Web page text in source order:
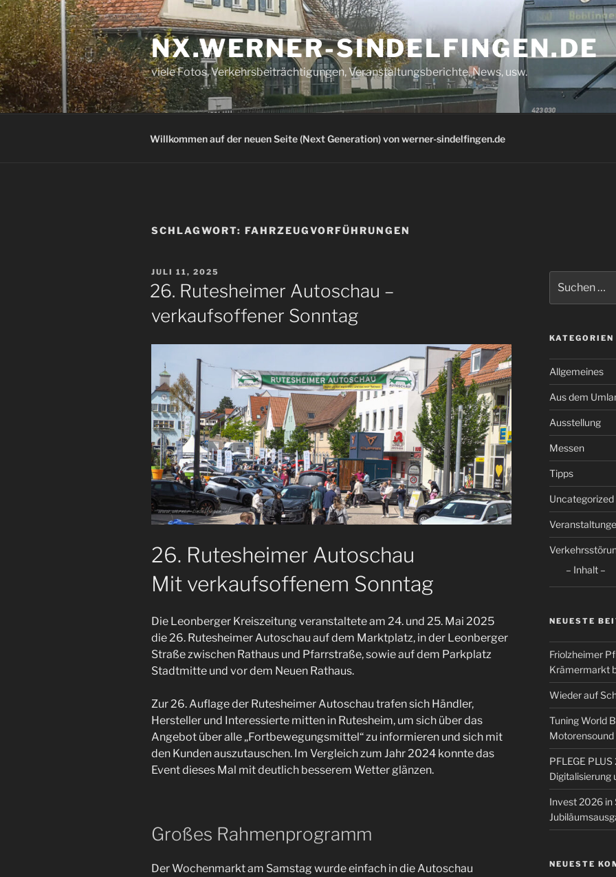
Zum
Inhalt
springen
NX.WERNER-SINDELFINGEN.DE
viele Fotos, Verkehrsbeiträchtigungen, Veranstaltungsberichte, News, usw.
Willkommen auf der neuen Seite (Next Generation) von werner-sindelfingen.de
SCHLAGWORT: FAHRZEUGVORFÜHRUNGEN
VERÖFFENTLICHT
AM
JULI 11, 2025
26. Rutesheimer Autoschau –
verkaufsoffener Sonntag
26. Rutesheimer Autoschau
Mit verkaufsoffenem Sonntag
Die Leonberger Kreiszeitung veranstaltete am 24. und 25. Mai 2025
die 26. Rutesheimer Autoschau auf dem Marktplatz, in der Leonberger
Straße zwischen Rathaus und Pfarrstraße, sowie auf dem Parkplatz
Stadtmitte und vor dem Neuen Rathaus.
Zur 26. Auflage der Rutesheimer Autoschau trafen sich Händler,
Hersteller und Interessierte mitten in Rutesheim, um sich über das
Angebot über alle „Fortbewegungsmittel“ zu informieren und sich mit
den Kunden auszutauschen. Im Vergleich zum Jahr 2024 konnte das
Event dieses Mal mit deutlich besserem Wetter glänzen.
Großes Rahmenprogramm
Der Wochenmarkt am Samstag wurde einfach in die Autoschau
nach:
KATEGORIEN
Allgemeines
Aus dem
Ausstellung
Messen
Tipps
Uncategorized
– Inhalt –
NEUESTE
Friolzheimer
Krämermarkt
Wieder auf
Tuning World
PFLEGE
Digitalisierung
Invest 2026 in
NEUESTE